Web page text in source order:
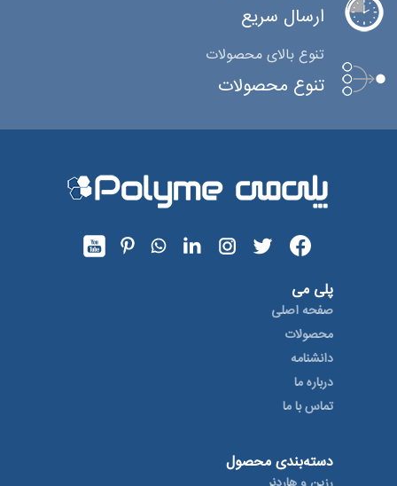
ارسال سریع
تنوع بالای محصولات
تنوع محصولات
پلی می
صفحه اصلی
محصولات
دانشنامه
درباره ما
تماس با ما
دسته‌بندی محصول